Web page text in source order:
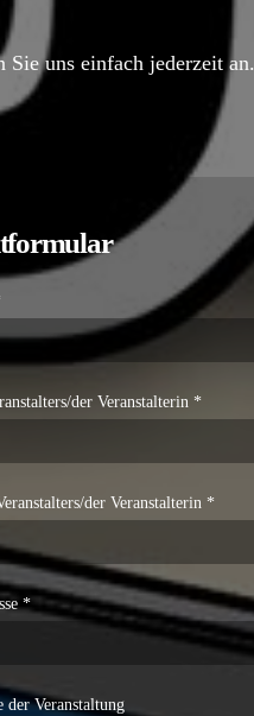
uns einfach jederzeit an.
der Veranstalterin *
der Veranstalterin *
*
der Veranstaltung